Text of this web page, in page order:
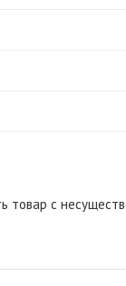
товар с